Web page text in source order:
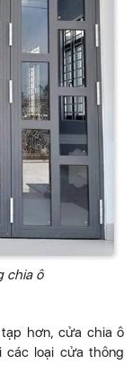
chia ô
hơn, cửa chia ô
các loại cửa thông